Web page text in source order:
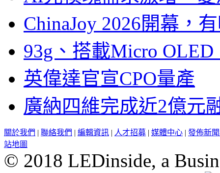
ChinaJoy 2026開幕，
93g、搭載Micro
英偉達官宣CPO量產
廣納四維完成近2億元
關於我們 | 聯絡我們 | 編輯資訊 | 人才招募 | 媒體中心 | 發佈新
站地圖
© 2018 LEDinside, a